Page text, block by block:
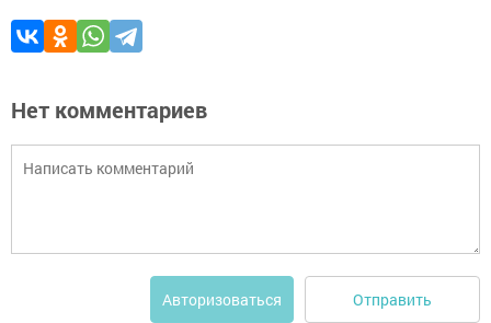
Нет комментариев
Авторизоваться Отправить